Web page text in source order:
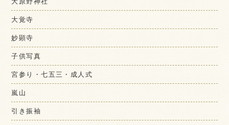
大覚寺
妙顕寺
子供写真
宮参り・七五三・成人式
嵐山
引き振袖